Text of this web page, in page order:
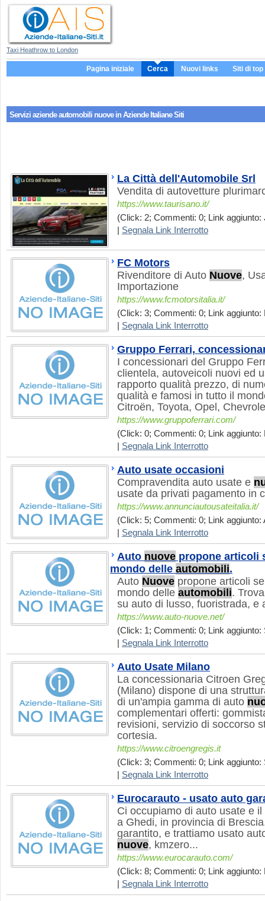
Taxi Heathrow to London
Pagina iniziale Cerca Nuovi links Siti di top
Servizi aziendeautomobili nuovein Aziende Italiane Siti
La Città dell'Automobile Srl
Vendita di autovetture
https://www.taurisano.it/
(Click: 2; Commenti: 0; Link aggiunto:
Segnala Link Interrotto
FC Motors
Rivenditore di Auto Nuove,
Importazione
https://www.fcmotorsitalia.it/
(Click: 3; Commenti: 0; Link aggiunto:
Segnala Link Interrotto
Gruppo Ferrari,
I concessionari del Gruppo
clientela, autoveicoli nuovi ed
rapporto qualità prezzo, di
qualità e famosi in tutto il
Citroën, Toyota, Opel,
https://www.gruppoferrari.com/
(Click: 0; Commenti: 0; Link aggiunto:
Segnala Link Interrotto
Auto usate occasioni
Compravendita auto usate e
usate da privati pagamento in
https://www.annunciautousateitalia.it/
(Click: 5; Commenti: 0; Link aggiunto:
Segnala Link Interrotto
Auto nuove propone articoli
mondo delle automobili.
Auto Nuove propone articoli
mondo delle automobili.
su auto di lusso, fuoristrada, e
https://www.auto-nuove.net/
(Click: 1; Commenti: 0; Link aggiunto:
Segnala Link Interrotto
Auto Usate Milano
La concessionaria Citroen
(Milano) dispone di una
di un'ampia gamma di auto
complementari offerti:
revisioni, servizio di soccorso
cortesia.
https://www.citroengregis.it
(Click: 3; Commenti: 0; Link aggiunto:
Segnala Link Interrotto
Eurocarauto - usato auto
Ci occupiamo di auto usate e
a Ghedi, in provincia di
garantito, e trattiamo usato
nuove, kmzero...
https://www.eurocarauto.com/
(Click: 8; Commenti: 0; Link aggiunto:
Segnala Link Interrotto